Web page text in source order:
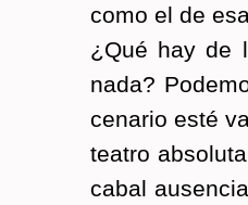
como el de
¿Qué hay de
nada?
ce­na­rio esté
tea­tro
cabal